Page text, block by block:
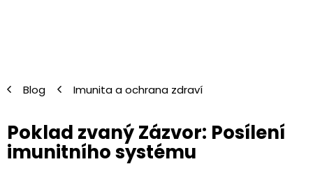
Blog Imunita a ochrana zdraví
Poklad zvaný Zázvor: Posílení
imunitního systému